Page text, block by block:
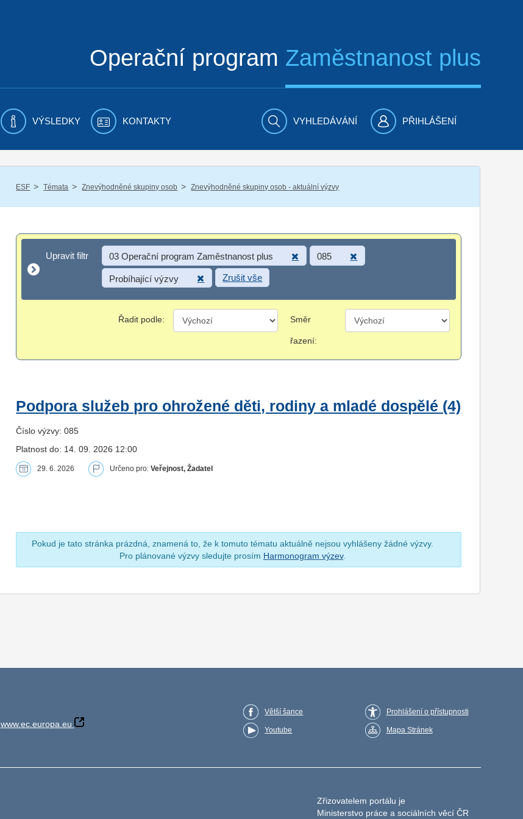
Operační program Zaměstnanost plus
VÝSLEDKY KONTAKTY VYHLEDÁVÁNÍ PŘIHLÁŠENÍ
ESF / Témata / Znevýhodněné skupiny osob / Znevýhodněné skupiny osob - aktuální výzvy
Upravit filtr
Upravit filtr 03 Operační program Zaměstnanost plus 085
Probíhající výzvy Zrušit vše
Řadit podle: Směr
řazení:
Podpora služeb pro ohrožené děti, rodiny a mladé dospělé (4)
Číslo výzvy: 085
Platnost do: 14. 09. 2026 12:00
29. 6. 2026 Určeno pro:Veřejnost, Žadatel
Pokud je tato stránka prázdná, znamená to, že k tomuto tématu aktuálně nejsou vyhlášeny žádné výzvy.
Pro plánované výzvy sledujte prosím Harmonogram výzev.
www.ec.europa.eu
Větší šance
Youtube
Prohlášení o přístupnosti
Mapa Stránek
Zřizovatelem portálu je
Ministerstvo práce a sociálních věcí ČR